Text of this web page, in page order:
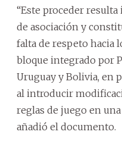
“Este proceder
de asociación y
falta de respeto hacia
bloque integrado por
Uruguay y Bolivia, en
al introducir
reglas de juego en
añadió el documento.